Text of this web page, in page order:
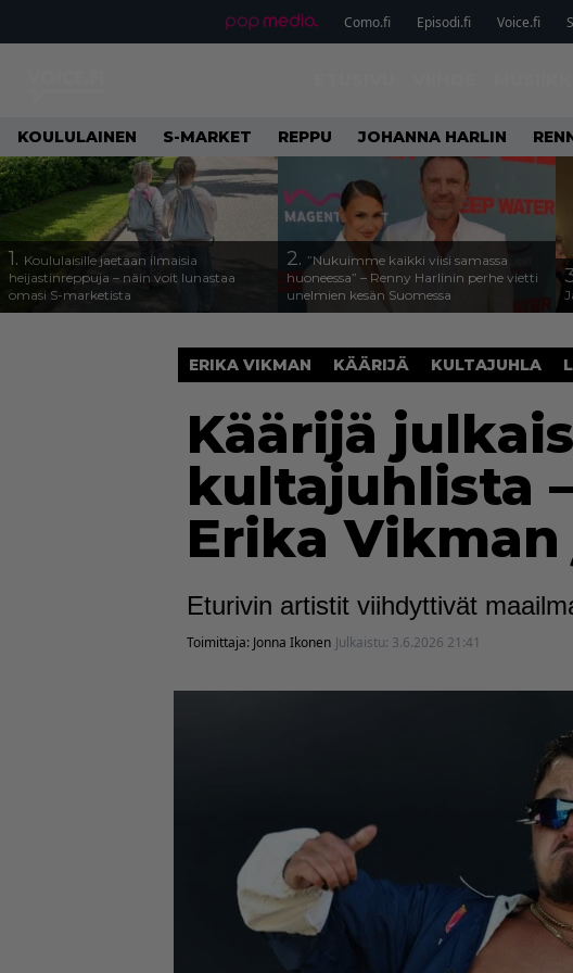
Como.fi Episodi.fi Voice.fi
KOULULAINEN S-MARKET REPPU JOHANNA HARLIN
1. Koululaisille jaetaan ilmaisia
heijastinreppuja – näin voit lunastaa
omasi S-marketista
2. ”Nukuimme kaikki viisi samassa
huoneessa” – Renny Harlinin perhe vietti
unelmien kesän Suomessa
ERIKA VIKMAN KÄÄRIJÄ KULTAJUHLA
Käärijä
kultajuhlista
Erika
Eturivin artistit viihdyttivät
Toimittaja: Jonna Ikonen Julkaistu: 3.6.2026 21:41